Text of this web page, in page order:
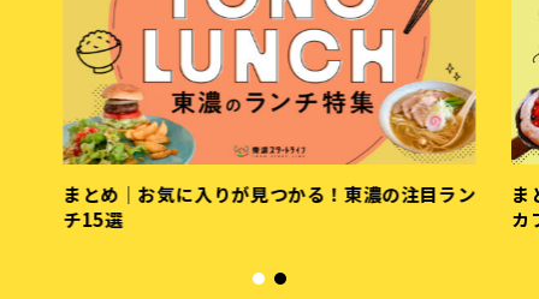
まとめ｜お気に入りが見つかる！東濃の注目ラン
チ15選
ま
カ